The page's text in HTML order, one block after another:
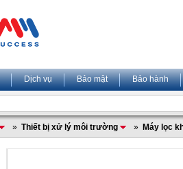
Dịch vụ Bảo mật Bảo hành
» Thiết bị xử lý môi trường » Máy lọc